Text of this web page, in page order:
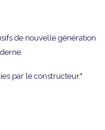
de nouvelle génération
par le constructeur."